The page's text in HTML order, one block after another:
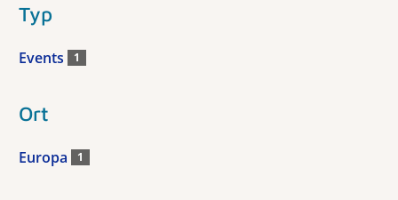
Typ
Events 1
Ort
Europa 1